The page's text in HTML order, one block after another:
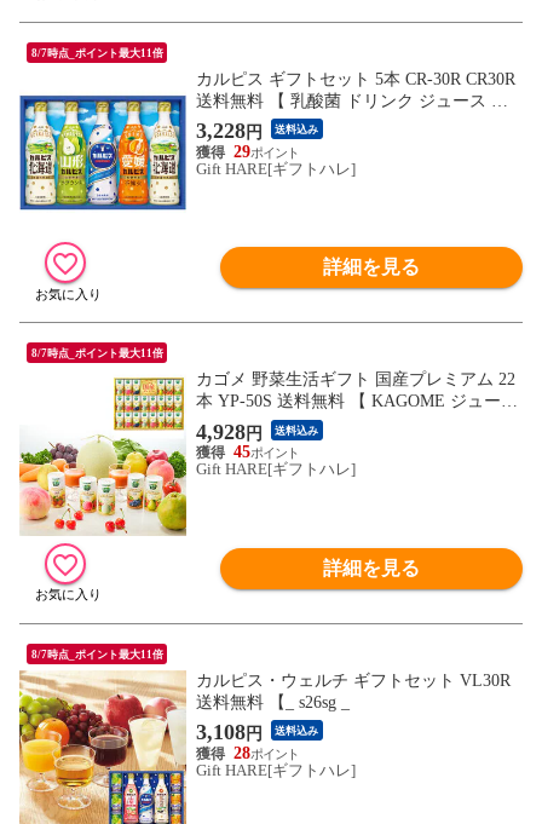
8/7時点_ポイント最大11倍
カルピス ギフトセット 5本 CR-30R CR30R
送料無料 【 乳酸菌 ドリンク ジュース カ
ルピス アソート 】【_
3,228円 送料込み
29
Gift HARE[ギフトハレ]
詳細を見る
8/7時点_ポイント最大11倍
カゴメ 野菜生活ギフト 国産プレミアム 22
本 YP-50S 送料無料 【 KAGOME ジュース
詰め合わせ 】【_
4,928円 送料込み
45
Gift HARE[ギフトハレ]
詳細を見る
8/7時点_ポイント最大11倍
カルピス・ウェルチ ギフトセット VL30R
送料無料 【_ s26sg _
3,108円 送料込み
28
Gift HARE[ギフトハレ]